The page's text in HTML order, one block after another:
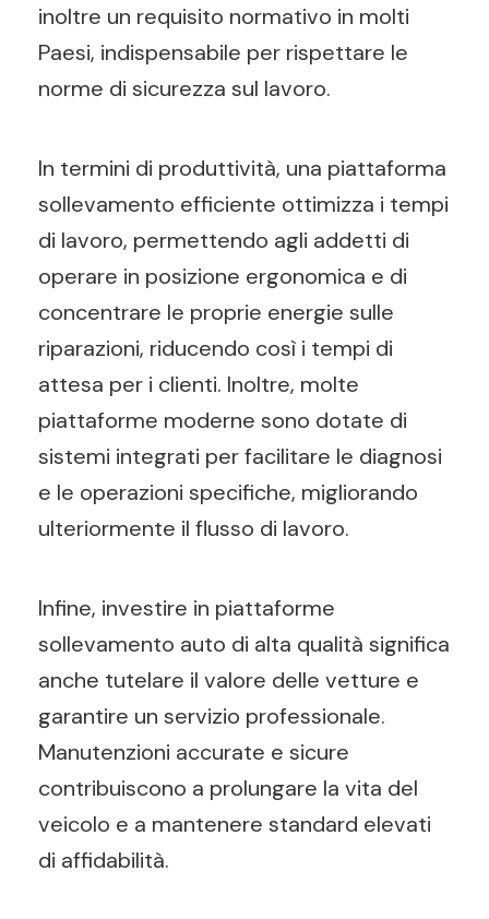
inoltre un requisito normativo in molti
Paesi, indispensabile per rispettare le
norme di sicurezza sul lavoro.
In termini di produttività, una piattaforma
sollevamento efficiente ottimizza i tempi
di lavoro, permettendo agli addetti di
operare in posizione ergonomica e di
concentrare le proprie energie sulle
riparazioni, riducendo così i tempi di
attesa per i clienti. Inoltre, molte
piattaforme moderne sono dotate di
sistemi integrati per facilitare le diagnosi
e le operazioni specifiche, migliorando
ulteriormente il flusso di lavoro.
Infine, investire in piattaforme
sollevamento auto di alta qualità significa
anche tutelare il valore delle vetture e
garantire un servizio professionale.
Manutenzioni accurate e sicure
contribuiscono a prolungare la vita del
veicolo e a mantenere standard elevati
di affidabilità.